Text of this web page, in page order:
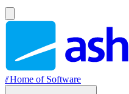
//Home of Software